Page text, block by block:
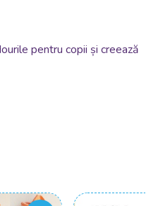
pentru copii și creează